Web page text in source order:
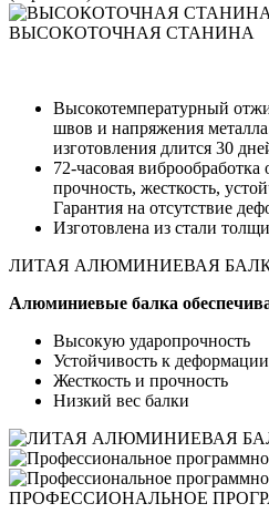
ВЫСОКОТОЧНАЯ СТАНИНА
Высокотемпературный
швов и напряжения
изготовления длится 30
72-часовая
прочность, жесткость,
Гарантия на отсутствие
Изготовлена из стали
ЛИТАЯ АЛЮМИНИЕВАЯ
Алюминиевые балка
Высокую ударопрочность
Устойчивость к деформации
Жесткость и прочность
Низкий вес балки
ПРОФЕССИОНАЛЬНОЕ